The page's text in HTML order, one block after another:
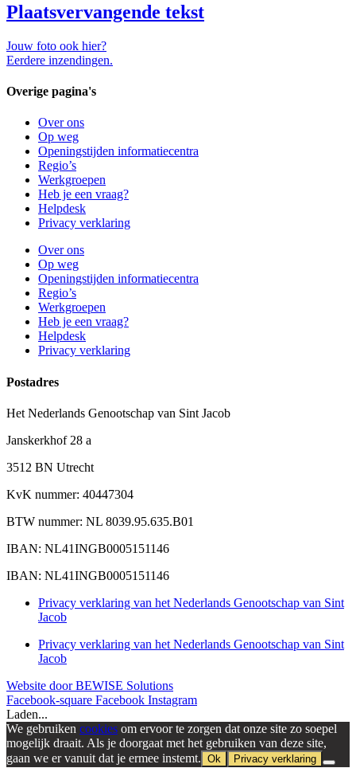
Plaatsvervangende tekst
Jouw foto ook hier?
Eerdere inzendingen.
Overige pagina's
Over ons
Op weg
Openingstijden informatiecentra
Regio’s
Werkgroepen
Heb je een vraag?
Helpdesk
Privacy verklaring
Over ons
Op weg
Openingstijden informatiecentra
Regio’s
Werkgroepen
Heb je een vraag?
Helpdesk
Privacy verklaring
Postadres
Het Nederlands Genootschap van Sint Jacob
Janskerkhof 28 a
3512 BN Utrecht
KvK nummer: 40447304
BTW nummer: NL 8039.95.635.B01
IBAN: NL41INGB0005151146
IBAN: NL41INGB0005151146
Privacy verklaring van het Nederlands Genootschap van Sint
Jacob
Privacy verklaring van het Nederlands Genootschap van Sint
Jacob
Website door BEWISE Solutions
Facebook-square Facebook Instagram
Laden...
We gebruiken cookies om ervoor te zorgen dat onze site zo soepel
mogelijk draait. Als je doorgaat met het gebruiken van deze site,
gaan we er vanuit dat je ermee instemt. Ok Privacy verklaring